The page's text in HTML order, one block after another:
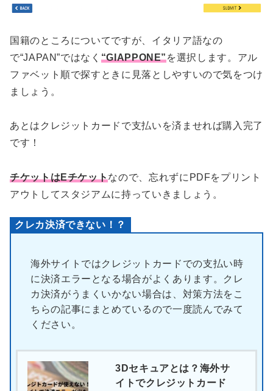
国籍のところについてですが、イタリア語なの
で“JAPAN”ではなく “GIAPPONE”を選択します。アル
ファベット順で探すときに見落としやすいので気をつけ
ましょう。
あとはクレジットカードで支払いを済ませれば購入完了
です！
チケットはEチケットなので、忘れずにPDFをプリント
アウトしてスタジアムに持っていきましょう。
クレカ決済できない！？
海外サイトではクレジットカードでの支払い時
に決済エラーとなる場合がよくあります。クレ
カ決済がうまくいかない場合は、対策方法をこ
ちらの記事にまとめているので一度読んでみて
ください。
3Dセキュアとは？海外サ
イトでクレジットカード